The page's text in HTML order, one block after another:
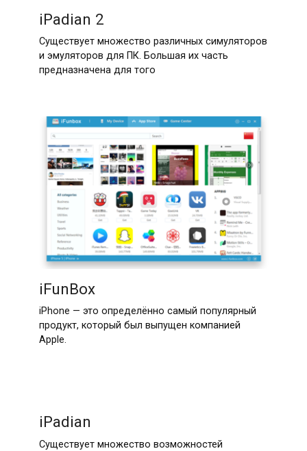
iPadian 2
Существует множество различных симуляторов
и эмуляторов для ПК. Большая их часть
предназначена для того
iFunBox
iPhone — это определённо самый популярный
продукт, который был выпущен компанией
Apple.
iPadian
Существует множество возможностей